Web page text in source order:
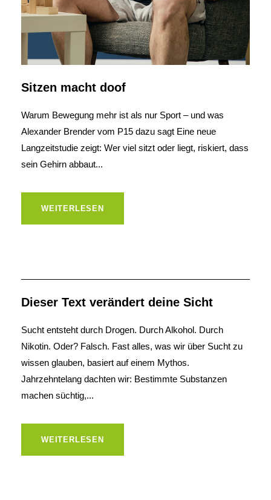
Sitzen macht doof
Warum Bewegung mehr ist als nur Sport – und was
Alexander Brender vom P15 dazu sagt Eine neue
Langzeitstudie zeigt: Wer viel sitzt oder liegt, riskiert, dass
sein Gehirn abbaut...
WEITERLESEN
Dieser Text verändert deine Sicht
Sucht entsteht durch Drogen. Durch Alkohol. Durch
Nikotin. Oder? Falsch. Fast alles, was wir über Sucht zu
wissen glauben, basiert auf einem Mythos.
Jahrzehntelang dachten wir: Bestimmte Substanzen
machen süchtig,...
WEITERLESEN